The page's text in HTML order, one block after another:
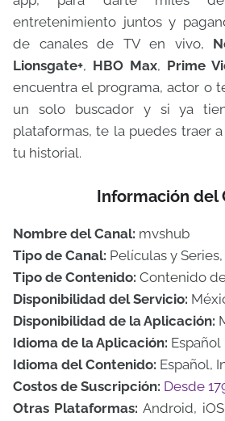
entretenimiento juntos y
de canales de TV en vivo,
Lionsgate+, HBO Max, Prime
encuentra el programa, actor o
un solo buscador y si ya
plataformas, te la puedes traer a
tu historial.
Información del
Nombre del Canal: mvshub
Tipo de Canal: Películas y
Tipo de Contenido: Contenido
Disponibilidad del Servicio:
Disponibilidad de la Aplicación:
Idioma de la Aplicación: Español
Idioma del Contenido: Español,
Costos de Suscripción: Desde
Otras Plataformas:Android,